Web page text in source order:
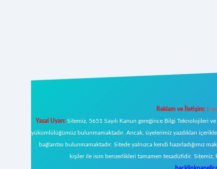
Reklam ve İletişim: E-
Yasal Uyarı:Sitemiz, 5651 Sayılı Kanun gereğince Bilgi Teknolojileri
yükümlülüğümüz bulunmamaktadır. Ancak, üyelerimiz yazdıkları
bağlantısı bulunmamaktadır. Sitede yalnızca kendi hazırladığımız
kişiler ile isim benzerlikleri tamamen tesadüfidir. Sitemiz,